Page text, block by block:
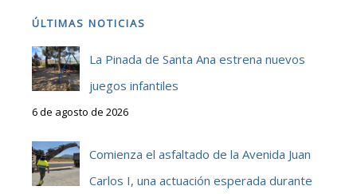
ÚLTIMAS NOTICIAS
La Pinada de Santa Ana estrena nuevos
juegos infantiles
6 de agosto de 2026
Comienza el asfaltado de la Avenida Juan
Carlos I, una actuación esperada durante